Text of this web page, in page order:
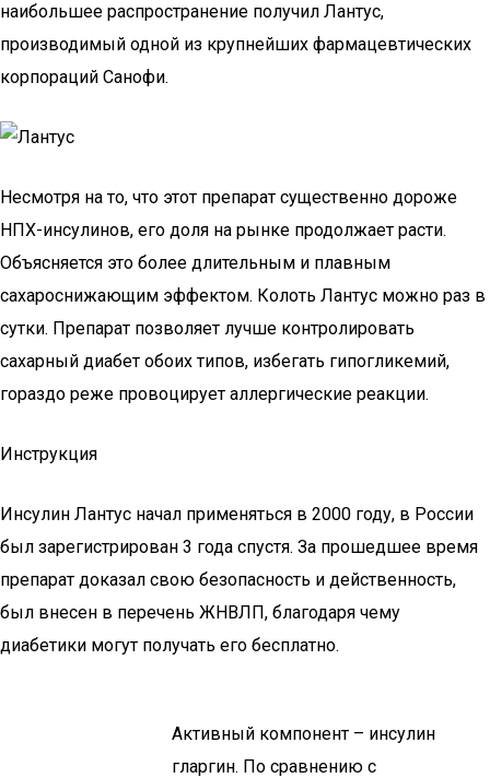
наибольшее распространение получил Лантус,
производимый одной из крупнейших фармацевтических
корпораций Санофи.
Несмотря на то, что этот препарат существенно дороже
НПХ-инсулинов, его доля на рынке продолжает расти.
Объясняется это более длительным и плавным
сахароснижающим эффектом. Колоть Лантус можно раз в
сутки. Препарат позволяет лучше контролировать
сахарный диабет обоих типов, избегать гипогликемий,
гораздо реже провоцирует аллергические реакции.
Инструкция
Инсулин Лантус начал применяться в 2000 году, в России
был зарегистрирован 3 года спустя. За прошедшее время
препарат доказал свою безопасность и действенность,
был внесен в перечень ЖНВЛП, благодаря чему
диабетики могут получать его бесплатно.
Активный компонент – инсулин
гларгин. По сравнению с